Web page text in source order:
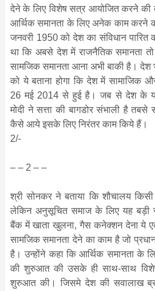
देने के लिए विशेष सत्र आयोजित करने की
आर्थिक समानता के लिए अनेक काम करने
जनवरी 1950 को देश का संविधान पारित
था कि अबसे देश में राजनैतिक समानता
सामजिक समानता आना अभी बाकी है।
को ये बताना होगा कि देश में सामाजिक
26 मई 2014 से हुई है। जब से देश के
मोदी ने सत्ता की बागडोर संभाली है
कैसे आये इसके लिए निरंतर काम किये हैं।
2/-
– – 2 – –
श्री सोनकर ने बताया कि शौचालय
लेकिन अनुसूचित समाज के लिए यह बड़ी
बैंक में खाता खुलना, गैस कनेक्शन देना ये
सामजिक समानता देने का काम है जो
है। उन्होंने कहा कि आर्थिक समानता के
की शुरुआत की उसके ही साथ-साथ
शुरुआत की। जिसमे देश की सवालाख